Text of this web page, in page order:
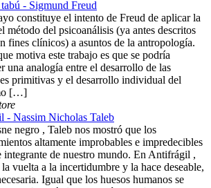
- Sigmund Freud
constituye el intento de Freud de aplicar la
método del psicoanálisis (ya antes descritos
fines clínicos) a asuntos de la antropología.
motiva este trabajo es que se podría
una analogía entre el desarrollo de las
primitivas y el desarrollo individual del
[…]
- Nassim Nicholas Taleb
negro , Taleb nos mostró que los
altamente improbables e impredecibles
integrante de nuestro mundo. En Antifrágil ,
vuelta a la incertidumbre y la hace deseable,
Igual que los huesos humanos se